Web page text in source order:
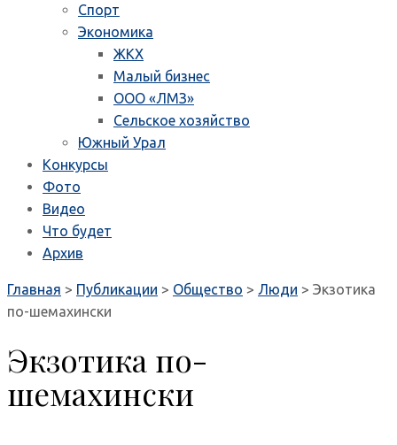
Спорт
Экономика
ЖКХ
Малый бизнес
ООО «ЛМЗ»
Сельское хозяйство
Южный Урал
Конкурсы
Фото
Видео
Что будет
Архив
Главная > Публикации > Общество > Люди > Экзотика
по-шемахински
Экзотика по-
шемахински